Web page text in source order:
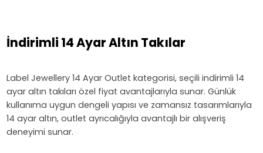
İndirimli 14 Ayar Altın Takılar
Label Jewellery 14 Ayar Outlet kategorisi, seçili indirimli 14
ayar altın takıları özel fiyat avantajlarıyla sunar. Günlük
kullanıma uygun dengeli yapısı ve zamansız tasarımlarıyla
14 ayar altın, outlet ayrıcalığıyla avantajlı bir alışveriş
deneyimi sunar.